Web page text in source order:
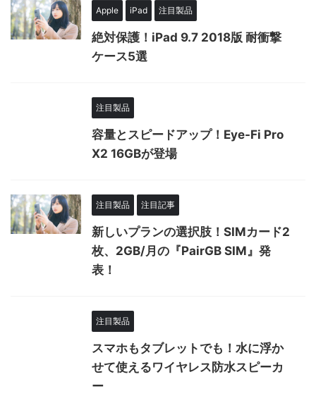
Apple iPad 注目製品
絶対保護！iPad 9.7 2018版 耐衝撃
ケース5選
注目製品
容量とスピードアップ！Eye-Fi Pro
X2 16GBが登場
注目製品 注目記事
新しいプランの選択肢！SIMカード2
枚、2GB/月の『PairGB SIM』発
表！
注目製品
スマホもタブレットでも！水に浮か
せて使えるワイヤレス防水スピーカ
ー